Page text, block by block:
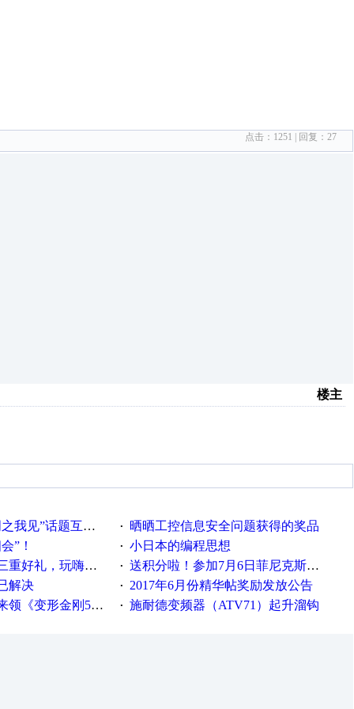
点击： 1251 | 回复： 27
楼主
互动获奖名单发布公告 ·
晒晒工控信息安全问题获得的奖品
”！
· 小日本的编程思想
礼，玩嗨夏日！
· 送积分啦！参加7月6日菲尼克斯在线研讨会即得
解决
·
2017年6月份精华帖奖励发放公告
变形金刚5》观影券
· 施耐德变频器（ATV71）起升溜钩